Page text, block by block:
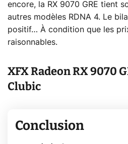
encore, la RX 9070 GRE tient
autres modèles RDNA 4. Le
positif… À condition que les
raisonnables.
XFX Radeon RX 9070
Clubic
Conclusion